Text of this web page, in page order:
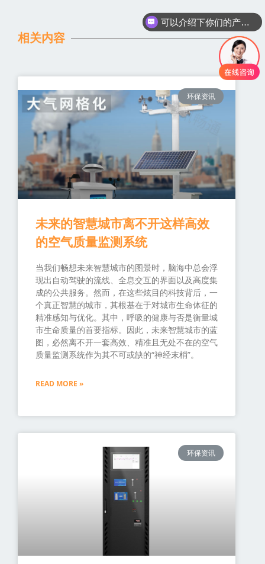
相关内容
环保资讯
未来的智慧城市离不开这样高效
的空气质量监测系统
当我们畅想未来智慧城市的图景时，脑海中总会浮
现出自动驾驶的流线、全息交互的界面以及高度集
成的公共服务。然而，在这些炫目的科技背后，一
个真正智慧的城市，其根基在于对城市生命体征的
精准感知与优化。其中，呼吸的健康与否是衡量城
市生命质量的首要指标。因此，未来智慧城市的蓝
图，必然离不开一套高效、精准且无处不在的空气
质量监测系统作为其不可或缺的“神经末梢”。
READ MORE »
环保资讯
你们是怎么收费的呢